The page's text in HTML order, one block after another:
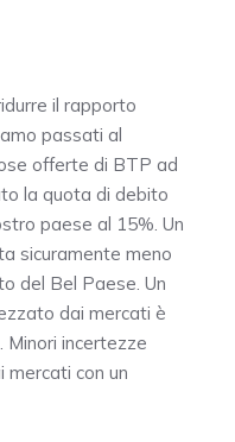
il rapporto
passati al
offerte di BTP ad
la quota di debito
paese al 15%. Un
sicuramente meno
del Bel Paese. Un
dai mercati è
incertezze
con un